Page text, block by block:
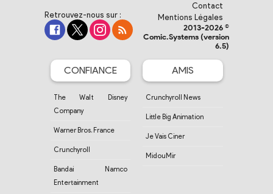
Retrouvez-nous sur :
Contact
Mentions Légales
2013-2026 ©
Comic.Systems (version
6.5)
CONFIANCE
The Walt Disney
Company
Warner Bros. France
Crunchyroll
Bandai Namco
Entertainment
AMIS
Crunchyroll News
Little Big Animation
Je Vais Ciner
MidouMir